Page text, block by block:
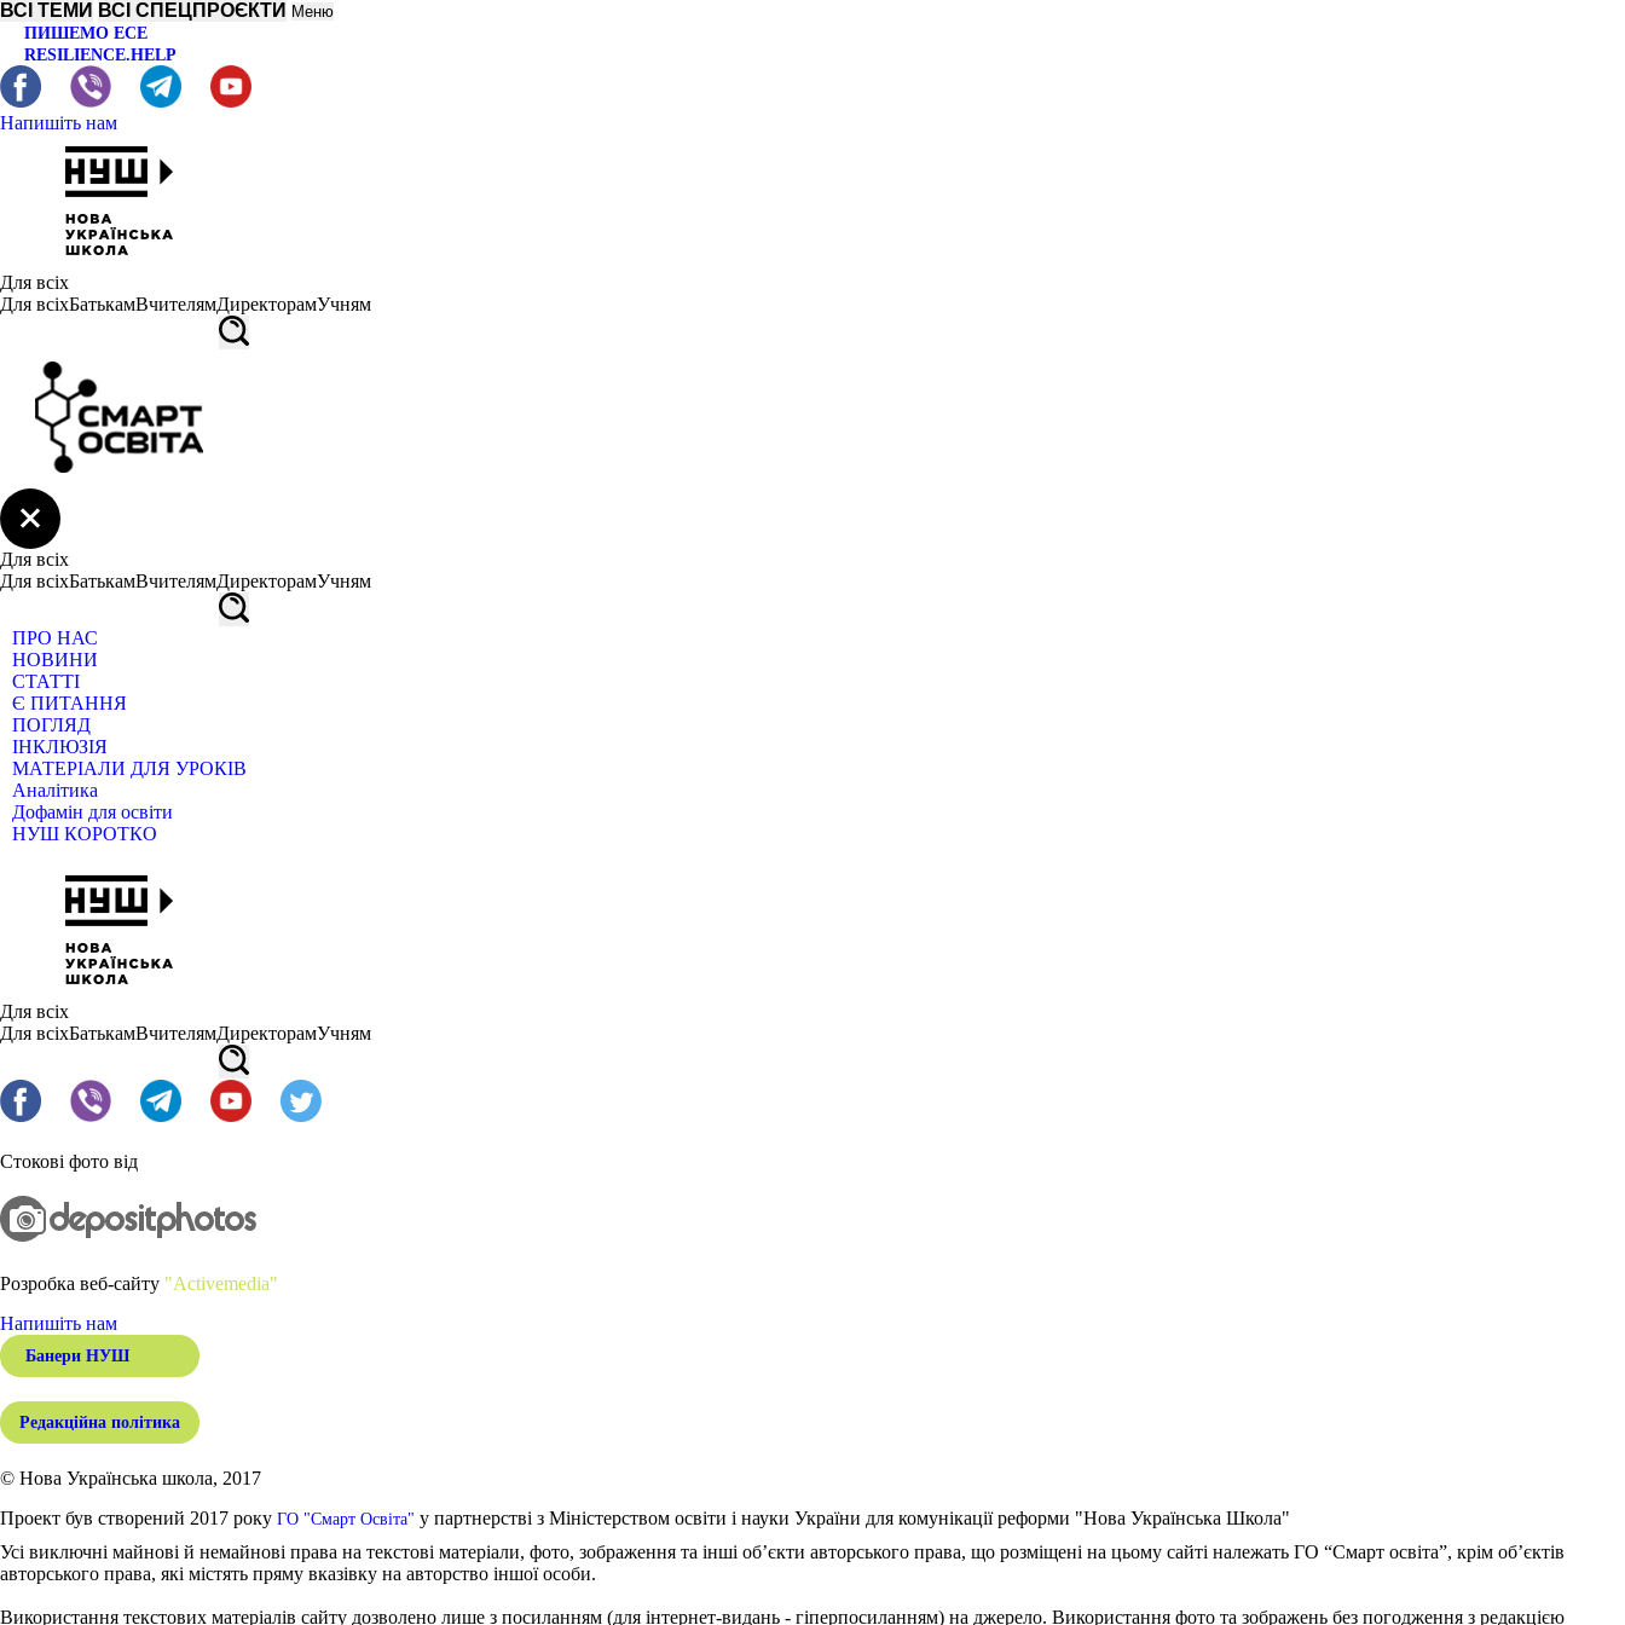
ВСІ ТЕМИ ВСІ СПЕЦПРОЄКТИ Меню
ПИШЕМО ЕСЕ
RESILIENCE.HELP
Напишіть нам
Для всіх
Для всіхБатькамВчителямДиректорамУчням
Для всіх
Для всіхБатькамВчителямДиректорамУчням
ПРО НАС
НОВИНИ
СТАТТІ
Є ПИТАННЯ
ПОГЛЯД
ІНКЛЮЗІЯ
МАТЕРІАЛИ ДЛЯ УРОКІВ
Аналітика
Дофамін для освіти
НУШ КОРОТКО
Для всіх
Для всіхБатькамВчителямДиректорамУчням
Стокові фото від
Розробка веб-сайту "Activemedia"
Напишіть нам
Банери НУШ
Редакційна політика
© Нова Українська школа, 2017
Проект був створений 2017 року ГО "Смарт Освіта" у партнерстві з Міністерством освіти і науки України для комунікації реформи "Нова Українська Школа"
Усі виключні майнові й немайнові права на текстові матеріали, фото, зображення та інші об’єкти авторського права, що розміщені на цьому сайті належать ГО “Смарт освіта”, крім об’єктів
авторського права, які містять пряму вказівку на авторство іншої особи.
Використання текстових матеріалів сайту дозволено лише з посиланням (для інтернет-видань - гіперпосиланням) на джерело. Використання фото та зображень без погодження з редакцією